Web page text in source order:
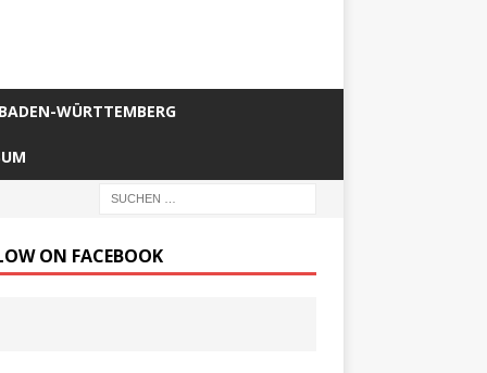
BADEN-WÜRTTEMBERG
ON FACEBOOK